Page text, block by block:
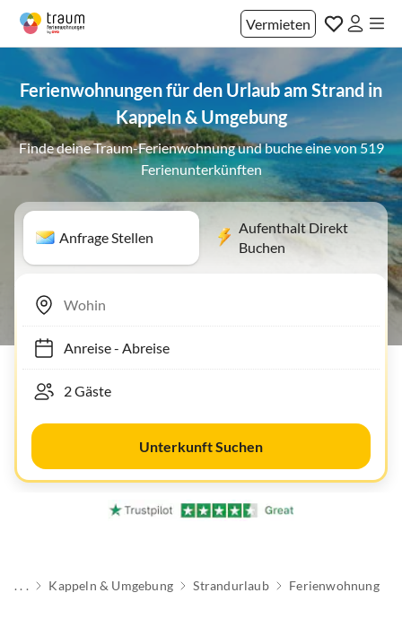
Vermieten
Ferienwohnungen für den Urlaub am Strand in
Kappeln & Umgebung
Finde deine Traum-Ferienwohnung und buche eine von 519
Ferienunterkünften
Anfrage Stellen
Aufenthalt Direkt
Buchen
Anreise- Abreise
Unterkunft Suchen
. . . Kappeln & Umgebung Strandurlaub Ferienwohnung